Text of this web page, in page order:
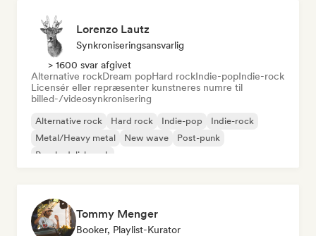
Lorenzo Lautz
Synkroniseringsansvarlig
> 1600 svar afgivet
Alternative rockDream popHard rockIndie-popIndie-rock
Licensér eller repræsenter kunstneres numre til
billed-/videosynkronisering
Alternative rock Hard rock Indie-pop
Indie-rock
Metal/Heavy metal
New wave
Post-punk
Psychedelisk rock
Tommy Menger
Booker, Playlist-Kurator